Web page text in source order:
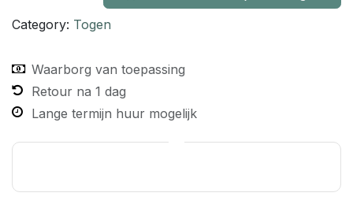
Category: Togen
Waarborg van toepassing
Retour na 1 dag
Lange termijn huur mogelijk